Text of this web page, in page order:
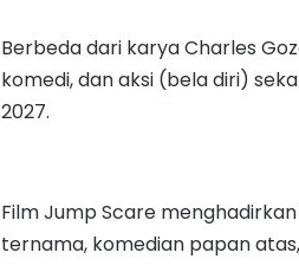
Berbeda dari karya Charles
komedi, dan aksi (bela diri)
2027.
Film Jump Scare
ternama, komedian papan